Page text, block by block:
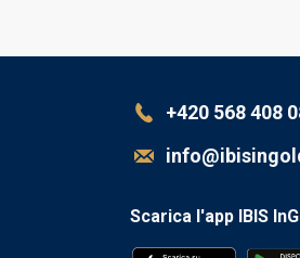
+420 568 408
Scarica l'app IBIS